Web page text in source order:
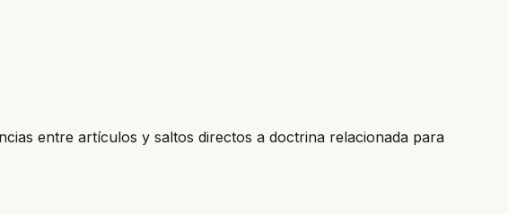
entre artículos y saltos directos a doctrina relacionada para